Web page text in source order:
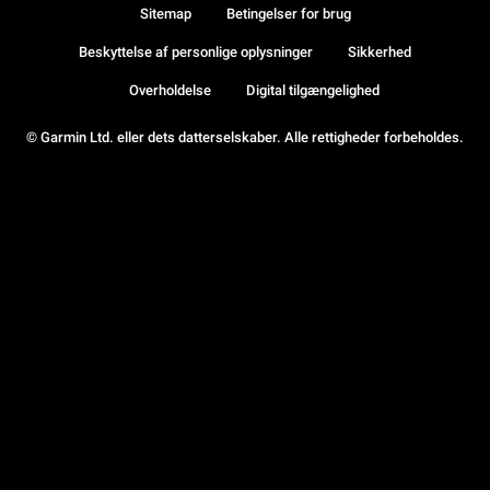
© Garmin Ltd. eller dets datterselskaber. Alle rettigheder forbeholdes.
Sitemap Betingelser for brug
Beskyttelse af personlige oplysninger Sikkerhed
Overholdelse Digital tilgængelighed